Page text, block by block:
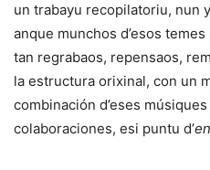
un trabayu recopilatoriu, nun
anque munchos d’esos
tan regrabaos, repensaos,
la estructura orixinal, con un
combinación d’eses
colaboraciones, esi puntu d’